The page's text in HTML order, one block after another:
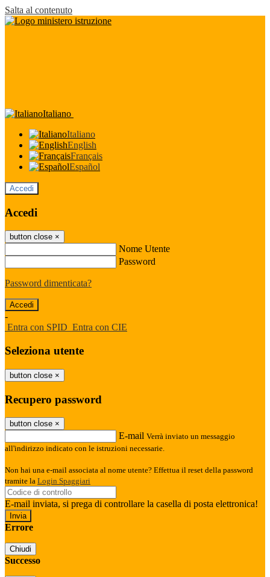
Salta al contenuto
Italiano
Italiano
English
Français
Español
Accedi
Accedi
button close ×
Nome Utente
Password
Password dimenticata?
-
Entra con SPID Entra con CIE
Seleziona utente
button close ×
Recupero password
button close ×
E-mail Verrà inviato un messaggio
all'indirizzo indicato con le istruzioni necessarie.
Non hai una e-mail associata al nome utente? Effettua il reset della password
tramite la Login Spaggiari
E-mail inviata, si prega di controllare la casella di posta elettronica!
Errore
Chiudi
Successo